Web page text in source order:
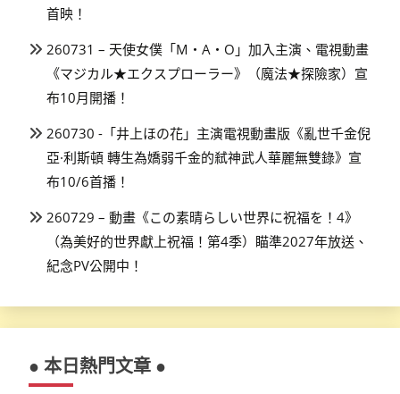
首映！
260731 – 天使女僕「M・A・O」加入主演、電視動畫
《マジカル★エクスプローラー》（魔法★探險家）宣
布10月開播！
260730 -「井上ほの花」主演電視動畫版《亂世千金倪
亞·利斯頓 轉生為嬌弱千金的弒神武人華麗無雙錄》宣
布10/6首播！
260729 – 動畫《この素晴らしい世界に祝福を！4》
（為美好的世界獻上祝福！第4季）瞄準2027年放送、
紀念PV公開中！
● 本日熱門文章 ●